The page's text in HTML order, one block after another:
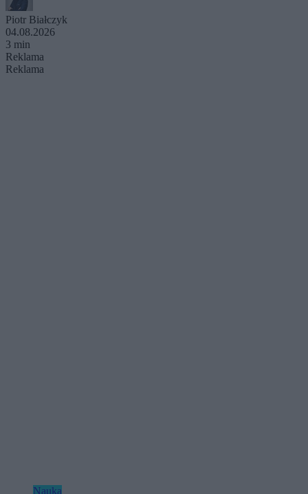
Piotr Białczyk
04.08.2026
3 min
Reklama
Reklama
Nauka